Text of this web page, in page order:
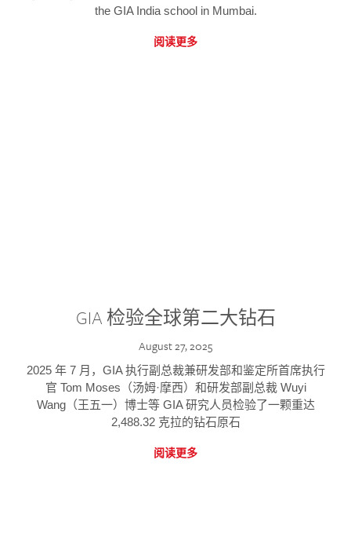
the GIA India school in Mumbai.
阅读更多
GIA 检验全球第二大钻石
August 27, 2025
2025 年 7 月，GIA 执行副总裁兼研发部和鉴定所首席执行
官 Tom Moses（汤姆·摩西）和研发部副总裁 Wuyi
Wang（王五一）博士等 GIA 研究人员检验了一颗重达
2,488.32 克拉的钻石原石
阅读更多